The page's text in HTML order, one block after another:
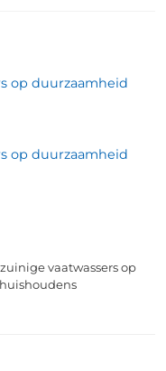
op duurzaamheid
op duurzaamheid
vaatwassers op